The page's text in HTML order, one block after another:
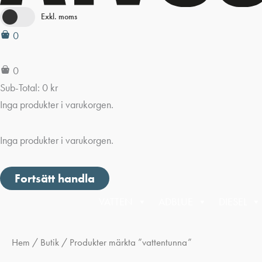
Exkl. moms
0
0
Sub-Total: 0 kr
Inga produkter i varukorgen.
Inga produkter i varukorgen.
Fortsätt handla
Hem / Butik / Produkter märkta ”vattentunna”